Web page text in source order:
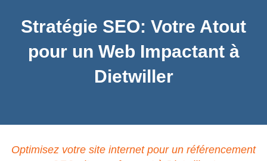
Stratégie SEO: Votre Atout
pour un Web Impactant à
Dietwiller
Optimisez votre site internet pour un référencement